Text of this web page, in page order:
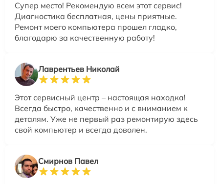
Супер место! Рекомендую всем этот сервис!
Диагностика бесплатная, цены приятные.
Ремонт моего компьютера прошел гладко,
благодарю за качественную работу!
Лаврентьев Николай
Этот сервисный центр – настоящая находка!
Всегда быстро, качественно и с вниманием к
деталям. Уже не первый раз ремонтирую здесь
свой компьютер и всегда доволен.
Смирнов Павел